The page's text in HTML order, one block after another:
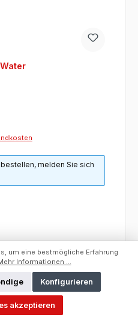
melden Sie sich
um eine bestmögliche Erfahrung
Informationen ...
Konfigurieren
akzeptieren